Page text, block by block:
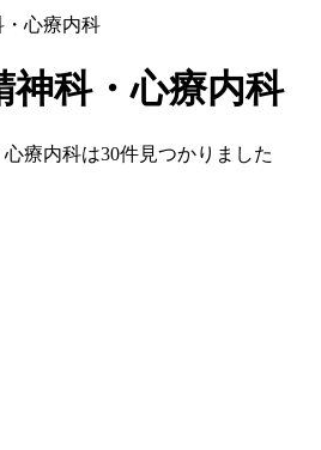
・心療内科
神科・心療内科
療内科は30件見つかりました